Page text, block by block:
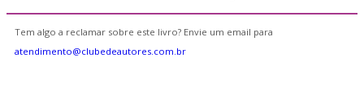
Tem algo a reclamar sobre este livro? Envie um email para
atendimento@clubedeautores.com.br